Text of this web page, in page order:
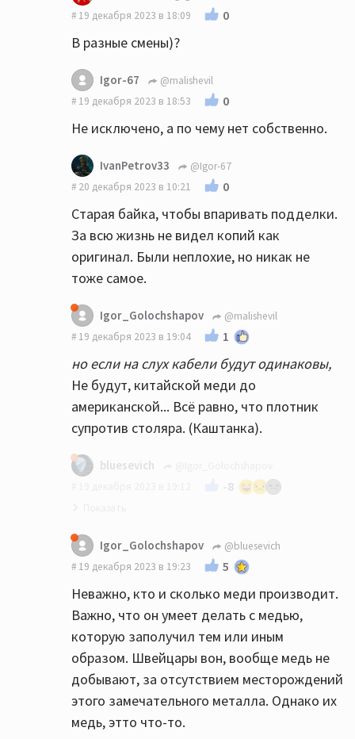
19 декабря 2023 в 18:09
0
В разные смены)?
Igor-67
@malishevil
19 декабря 2023 в 18:53
0
Не исключено, а по чему нет собственно.
IvanPetrov33
@Igor-67
20 декабря 2023 в 10:21
0
Старая байка, чтобы впаривать подделки.
За всю жизнь не видел копий как
оригинал. Были неплохие, но никак не
тоже самое.
Igor_Golochshapov
@malishevil
19 декабря 2023 в 19:04
1
но если на слух кабели будут одинаковы,
Не будут, китайской меди до
американской... Всё равно, что плотник
супротив столяра. (Каштанка).
bluesevich
-8
Igor_Golochshapov
@bluesevich
19 декабря 2023 в 19:23
5
Неважно, кто и сколько меди производит.
Важно, что он умеет делать с медью,
которую заполучил тем или иным
образом. Швейцары вон, вообще медь не
добывают, за отсутствием месторождений
этого замечательного металла. Однако их
медь, этто что-то.